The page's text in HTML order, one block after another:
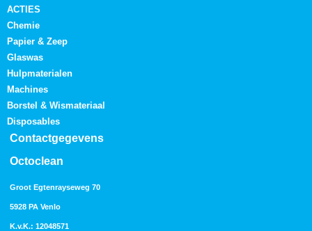
ACTIES
Chemie
Papier & Zeep
Glaswas
Hulpmaterialen
Machines
Borstel & Wismateriaal
Disposables
Contactgegevens
Octoclean
Groot Egtenrayseweg 70
5928 PA Venlo
K.v.K.: 12048571